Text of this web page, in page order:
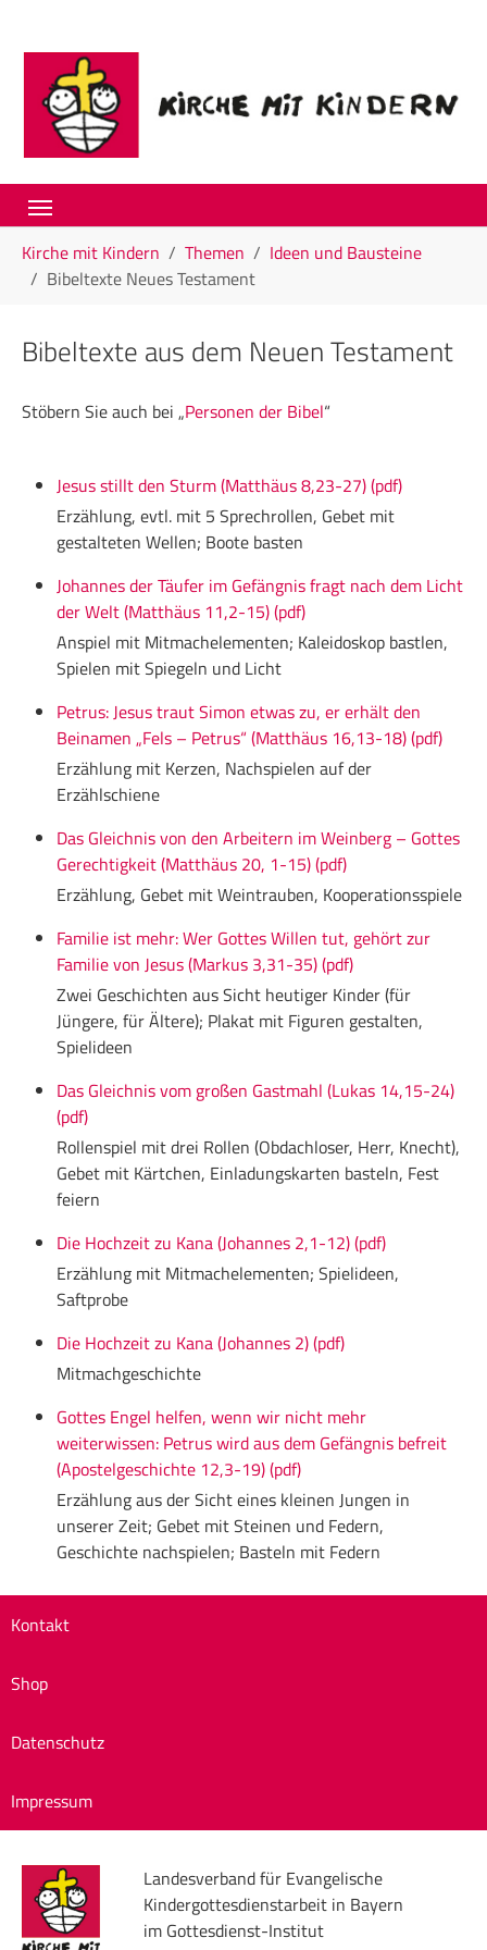
Skip to main navigation
Skip to main content
Skip to page footer
Kirche mit Kindern Themen
Ideen und Bausteine
Bibeltexte Neues Testament
Bibeltexte aus dem Neuen Testament
Stöbern Sie auch bei „Personen der Bibel“
Jesus stillt den Sturm (Matthäus 8,23-27) (pdf)
Erzählung, evtl. mit 5 Sprechrollen, Gebet mit
gestalteten Wellen; Boote basten
Johannes der Täufer im Gefängnis fragt nach dem Licht
der Welt (Matthäus 11,2-15) (pdf)
Anspiel mit Mitmachelementen; Kaleidoskop bastlen,
Spielen mit Spiegeln und Licht
Petrus: Jesus traut Simon etwas zu, er erhält den
Beinamen „Fels – Petrus“ (Matthäus 16,13-18) (pdf)
Erzählung mit Kerzen, Nachspielen auf der
Erzählschiene
Das Gleichnis von den Arbeitern im Weinberg – Gottes
Gerechtigkeit (Matthäus 20, 1-15) (pdf)
Erzählung, Gebet mit Weintrauben, Kooperationsspiele
Familie ist mehr: Wer Gottes Willen tut, gehört zur
Familie von Jesus (Markus 3,31-35) (pdf)
Zwei Geschichten aus Sicht heutiger Kinder (für
Jüngere, für Ältere); Plakat mit Figuren gestalten,
Spielideen
Das Gleichnis vom großen Gastmahl (Lukas 14,15-24)
(pdf)
Rollenspiel mit drei Rollen (Obdachloser, Herr, Knecht),
Gebet mit Kärtchen, Einladungskarten basteln, Fest
feiern
Die Hochzeit zu Kana (Johannes 2,1-12) (pdf)
Erzählung mit Mitmachelementen; Spielideen,
Saftprobe
Die Hochzeit zu Kana (Johannes 2) (pdf)
Mitmachgeschichte
Gottes Engel helfen, wenn wir nicht mehr
weiterwissen: Petrus wird aus dem Gefängnis befreit
(Apostelgeschichte 12,3-19) (pdf)
Erzählung aus der Sicht eines kleinen Jungen in
unserer Zeit; Gebet mit Steinen und Federn,
Geschichte nachspielen; Basteln mit Federn
Kontakt
Shop
Datenschutz
Impressum
Landesverband für Evangelische
Kindergottesdienstarbeit in Bayern
im Gottesdienst-Institut